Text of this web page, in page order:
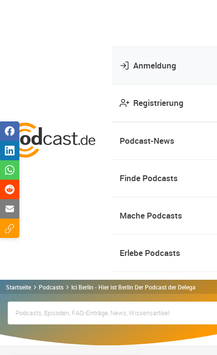
Anmeldung
Registrierung
Podcast-News
Finde Podcasts
Mache Podcasts
Erlebe Podcasts
Startseite Podcasts Ici Berlin - Hier ist Berlin Der Podcast der Delegation-